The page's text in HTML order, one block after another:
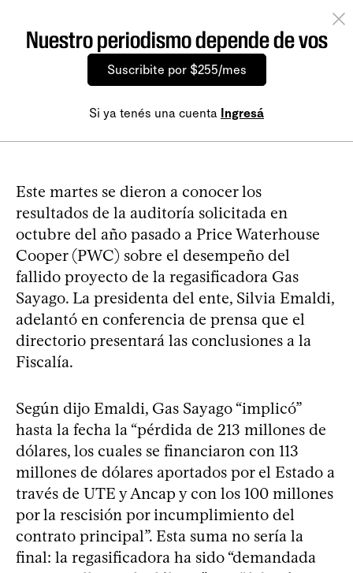
Nuestro periodismo depende de vos
Suscribite por $255/mes
Si ya tenés una cuenta Ingresá
Este martes se dieron a conocer los
resultados de la auditoría solicitada en
octubre del año pasado a Price Waterhouse
Cooper (PWC) sobre el desempeño del
fallido proyecto de la regasificadora Gas
Sayago. La presidenta del ente, Silvia Emaldi,
adelantó en conferencia de prensa que el
directorio presentará las conclusiones a la
Fiscalía.
Según dijo Emaldi, Gas Sayago “implicó”
hasta la fecha la “pérdida de 213 millones de
dólares, los cuales se financiaron con 113
millones de dólares aportados por el Estado a
través de UTE y Ancap y con los 100 millones
por la rescisión por incumplimiento del
contrato principal”. Esta suma no sería la
final: la regasificadora ha sido “demandada